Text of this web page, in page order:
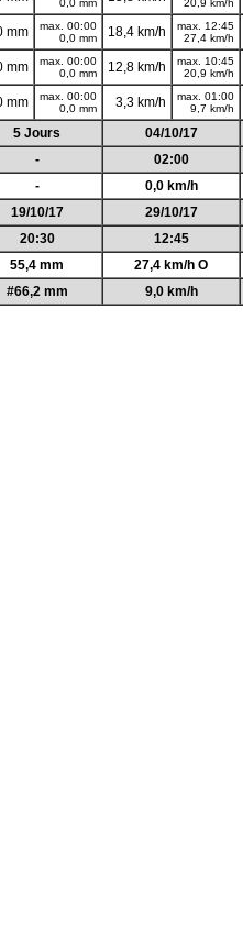
0,0 mm
20,9 km/h
mm
max. 00:00
0,0 mm
18,4 km/h
max. 12:45
27,4 km/h
mm
max. 00:00
0,0 mm
12,8 km/h
max. 10:45
20,9 km/h
mm
max. 00:00
0,0 mm
3,3 km/h
max. 01:00
9,7 km/h
5 Jours 04/10/17
- 02:00
- 0,0 km/h
19/10/17 29/10/17
20:30 12:45
55,4 mm 27,4 km/h O
#66,2 mm 9,0 km/h